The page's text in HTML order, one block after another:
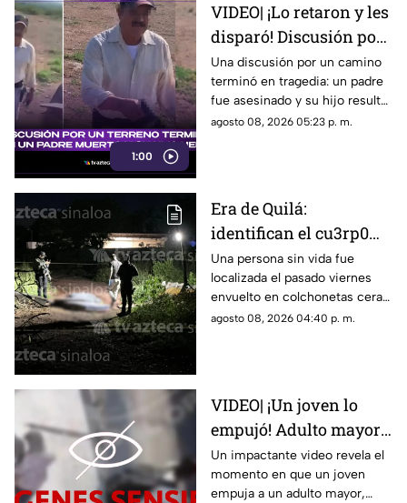
1:00
VIDEO| ¡Lo retaron y les
disparó! Discusión por
un terreno termina con
un padre muerto y su
hijo herido
Una discusión por un camino
terminó en tragedia: un padre
fue asesinado y su hijo resultó
herido.
agosto 08, 2026 05:23 p. m.
Era de Quilá:
identifican el cu3rp0
envuelto en
colchonetas hallado en
Los Cerritos, Culiacán
Una persona sin vida fue
localizada el pasado viernes
envuelto en colchonetas cera
del sector de Los Cerritos, en
agosto 08, 2026 04:40 p. m.
VIDEO| ¡Un joven lo
empujó! Adulto mayor
muere atropellado por
un tráiler
Un impactante video revela el
momento en que un joven
empuja a un adulto mayor,